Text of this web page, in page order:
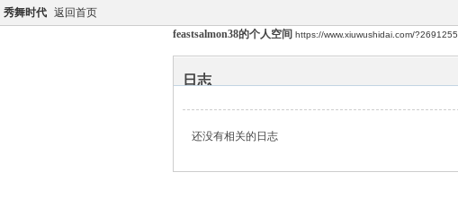
秀舞时代 返回首页
feastsalmon38的个人空间 https://www.xiuwushidai.com/?2691255
日志
还没有相关的日志